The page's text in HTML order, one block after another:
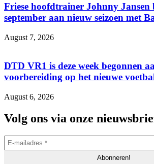
Friese hoofdtrainer Johnny Jansen
september aan nieuw seizoen met
August 7, 2026
DTD VR1 is deze week begonnen
voorbereiding op het nieuwe
August 6, 2026
Volg ons via onze